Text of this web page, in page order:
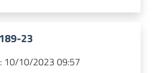
23
10/10/2023 09:57